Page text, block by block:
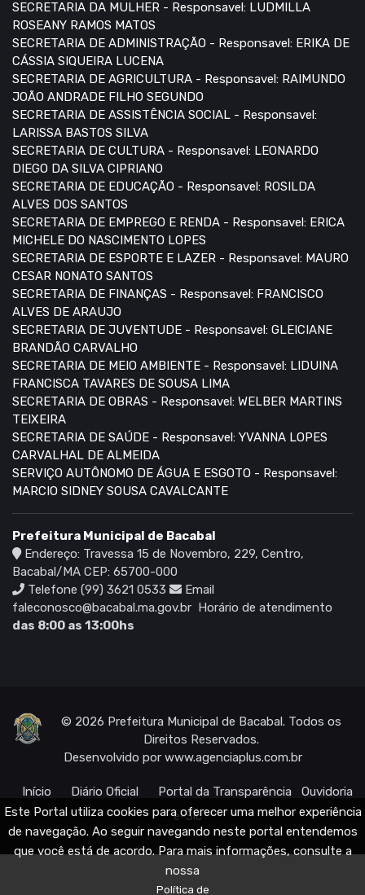
Este Portal utiliza cookies para oferecer uma melhor experiência
de navegação. Ao seguir navegando neste portal entendemos
que você está de acordo. Para mais informações, consulte a
nossa
Política de
SECRETARIA DA MULHER - Responsavel: LUDMILLA
ROSEANY RAMOS MATOS
SECRETARIA DE ADMINISTRAÇÃO - Responsavel: ERIKA DE
CÁSSIA SIQUEIRA LUCENA
SECRETARIA DE AGRICULTURA - Responsavel: RAIMUNDO
JOÃO ANDRADE FILHO SEGUNDO
SECRETARIA DE ASSISTÊNCIA SOCIAL - Responsavel:
LARISSA BASTOS SILVA
SECRETARIA DE CULTURA - Responsavel: LEONARDO
DIEGO DA SILVA CIPRIANO
SECRETARIA DE EDUCAÇÃO - Responsavel: ROSILDA
ALVES DOS SANTOS
SECRETARIA DE EMPREGO E RENDA - Responsavel: ERICA
MICHELE DO NASCIMENTO LOPES
SECRETARIA DE ESPORTE E LAZER - Responsavel: MAURO
CESAR NONATO SANTOS
SECRETARIA DE FINANÇAS - Responsavel: FRANCISCO
ALVES DE ARAUJO
SECRETARIA DE JUVENTUDE - Responsavel: GLEICIANE
BRANDÃO CARVALHO
SECRETARIA DE MEIO AMBIENTE - Responsavel: LIDUINA
FRANCISCA TAVARES DE SOUSA LIMA
SECRETARIA DE OBRAS - Responsavel: WELBER MARTINS
TEIXEIRA
SECRETARIA DE SAÚDE - Responsavel: YVANNA LOPES
CARVALHAL DE ALMEIDA
SERVIÇO AUTÔNOMO DE ÁGUA E ESGOTO - Responsavel:
MARCIO SIDNEY SOUSA CAVALCANTE
Prefeitura Municipal de Bacabal
Endereço: Travessa 15 de Novembro, 229, Centro,
Bacabal/MA CEP: 65700-000
Telefone (99) 3621 0533
Email
faleconosco@bacabal.ma.gov.br
Horário de atendimento
das 8:00 as 13:00hs
© 2026 Prefeitura Municipal de Bacabal. Todos os
Direitos Reservados.
Desenvolvido por www.agenciaplus.com.br
Início Diário Oficial Portal da Transparência
Ouvidoria
e-Sic